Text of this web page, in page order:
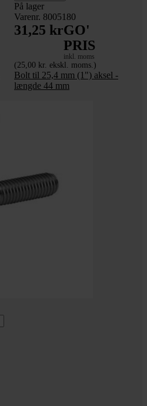
På lager
Varenr. 8005180
31,25 krGO'
PRIS
inkl. moms
(25,00 kr. ekskl. moms.)
Bolt til 25,4 mm (1") aksel -
længde 44 mm